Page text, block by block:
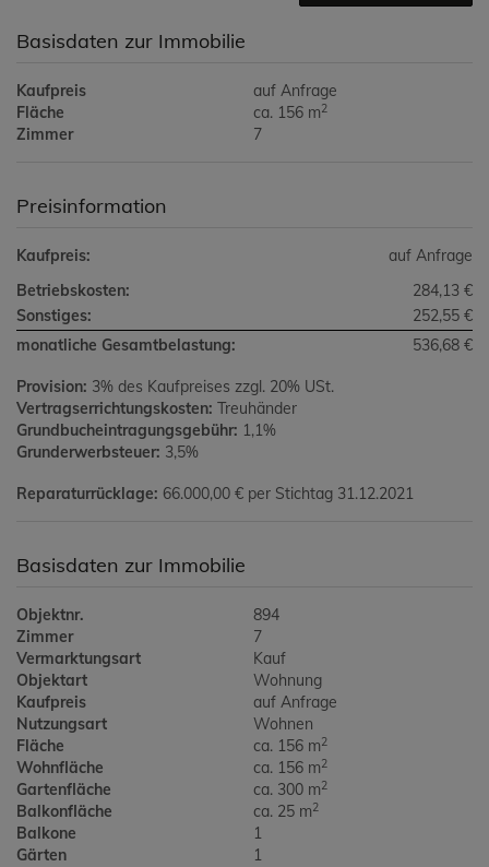
Basisdaten zur Immobilie
Kaufpreis
auf Anfrage
Fläche
ca. 156 m2
Zimmer 7
Preisinformation
Kaufpreis:
auf Anfrage
Betriebskosten:
284,13 €
Sonstiges:
252,55 €
monatliche Gesamtbelastung:
536,68 €
Provision: 3% des Kaufpreises zzgl. 20% USt.
Vertragserrichtungskosten: Treuhänder
Grundbucheintragungsgebühr: 1,1%
Grunderwerbsteuer: 3,5%
Reparaturrücklage: 66.000,00 € per Stichtag 31.12.2021
Basisdaten zur Immobilie
Objektnr.
894
Zimmer
7
Vermarktungsart
Kauf
Objektart
Wohnung
Kaufpreis
auf Anfrage
Nutzungsart
Wohnen
Fläche
ca. 156 m2
Wohnfläche ca. 156 m2
Gartenfläche ca. 300 m2
Balkonfläche ca. 25 m2
Balkone
1
Gärten
1